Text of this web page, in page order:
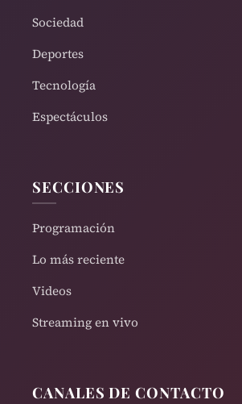
Sociedad
Deportes
Tecnología
Espectáculos
SECCIONES
Programación
Lo más reciente
Videos
Streaming en vivo
CANALES DE CONTACTO